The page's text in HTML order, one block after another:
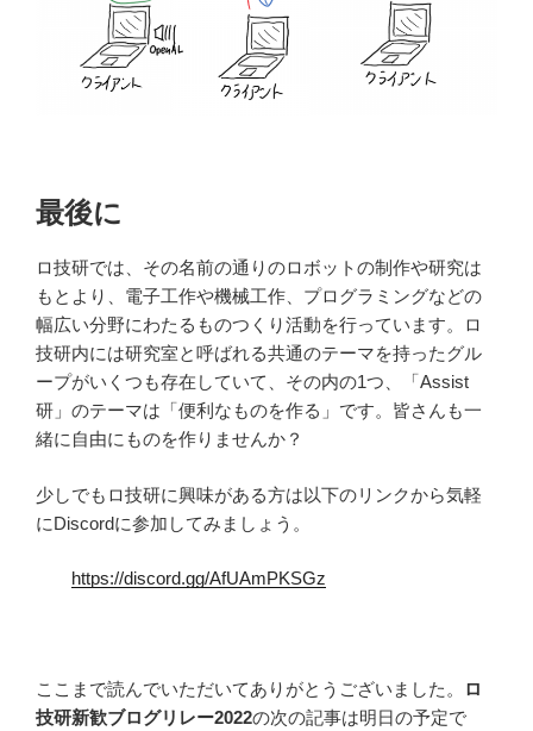
最後に
ロ技研では、その名前の通りのロボットの制作や研究は
もとより、電子工作や機械工作、プログラミングなどの
幅広い分野にわたるものつくり活動を行っています。ロ
技研内には研究室と呼ばれる共通のテーマを持ったグル
ープがいくつも存在していて、その内の1つ、「Assist
研」のテーマは「便利なものを作る」です。皆さんも一
緒に自由にものを作りませんか？
少しでもロ技研に興味がある方は以下のリンクから気軽
にDiscordに参加してみましょう。
https://discord.gg/AfUAmPKSGz
ここまで読んでいただいてありがとうございました。
ロ
技研新歓ブログリレー2022の次の記事は明日の予定で